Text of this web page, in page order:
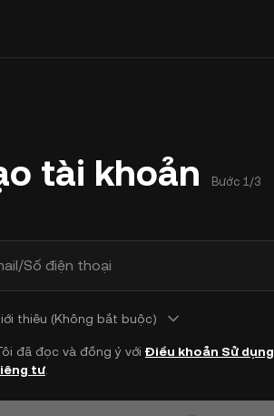
tài khoản Bước 1/3
Số điện thoại
thiêu (Không bắt buộc)
đã đọc và đồng ý với Điều khoản Sử dụng
tư.